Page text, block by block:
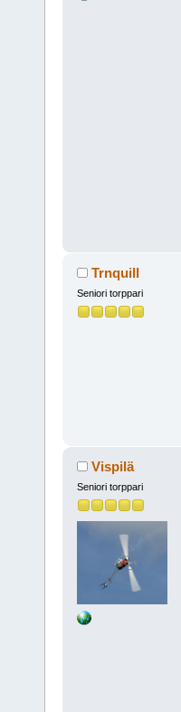
Trnquill
Seniori torppari
Vispilä
Seniori torppari